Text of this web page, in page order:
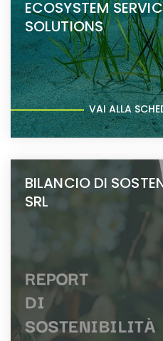
ECOSYSTEM
SOLUTIONS
VAI ALLA
BILANCIO DI
SRL